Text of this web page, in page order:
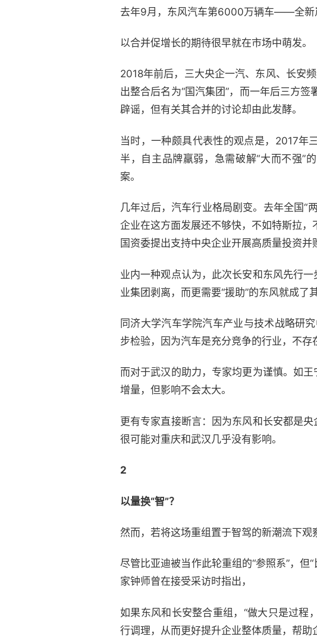
去年9月，东风汽车第6000万辆车——全新
以合并促增长的期待很早就在市场中萌发。
2018年前后，三大央企一汽、东风、长安
出整合后名为“国汽集团”，而一年后三方
辟谣，但有关其合并的讨论却由此发酵。
当时，一种颇具代表性的观点是，2017年
半，自主品牌羸弱，急需破解“大而不强”
案。
几年过后，汽车行业格局剧变。去年全国“
企业在这方面发展还不够快，不如特斯拉，
国资委提出支持中央企业开展高质量投资
业内一种观点认为，此次长安和东风先行
业集团剥离，而更需要“援助”的东风就成了
同济大学汽车学院汽车产业与技术战略研
步检验，因为汽车是充分竞争的行业，不存
而对于武汉的助力，专家均更为谨慎。如
增量，但影响不会太大。
更有专家直接断言：因为东风和长安都是
很可能对重庆和武汉几乎没有影响。
2
以量换“智”？
然而，若将这场重组置于智驾的新潮流下观
尽管比亚迪被当作此轮重组的“参照系”，但
家钟师曾在接受采访时指出，
如果东风和长安整合重组，“做大只是过程
行调理，从而更好提升企业整体质量，帮助